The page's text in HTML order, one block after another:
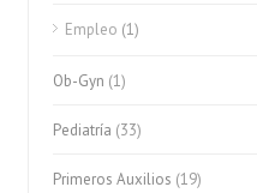
Empleo (1)
Ob-Gyn (1)
Pediatría (33)
Primeros Auxilios (19)